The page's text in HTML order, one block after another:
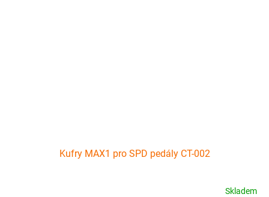
Kufry MAX1 pro SPD pedály CT-002
Skladem